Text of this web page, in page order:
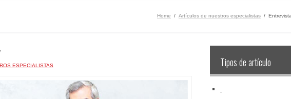
Home / Artículos de nuestros especialistas /
ESPECIALISTAS Tipos de artículo